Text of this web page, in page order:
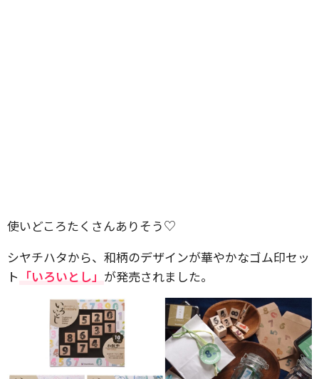
使いどころたくさんありそう♡
シヤチハタから、和柄のデザインが華やかなゴム印セッ
ト 「いろいとし」 が発売されました。